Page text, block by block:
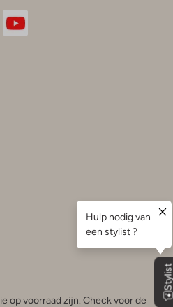
op voorraad zijn. Check voor de